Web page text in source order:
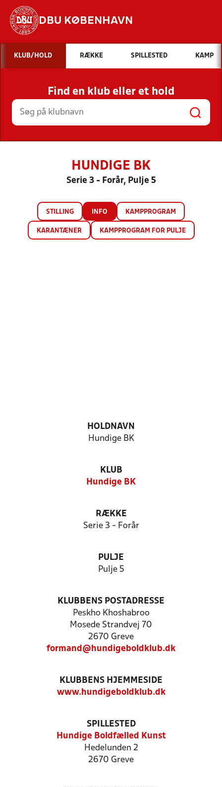
DBU KØBENHAVN
Hvad vil du søge efter?
INDHOLD OG NYHEDER
STILLINGER, RESULTATER, KLUBBER OG
HOLD
KLUB/HOLD RÆKKE SPILLESTED KAMP
Find en klub eller et hold
HUNDIGE BK
Serie 3 - Forår, Pulje 5
STILLING INFO KAMPPROGRAM
KARANTÆNER KAMPPROGRAM FOR PULJE
HOLDNAVN
Hundige BK
KLUB
Hundige BK
RÆKKE
Serie 3 - Forår
PULJE
Pulje 5
KLUBBENS POSTADRESSE
Peskho Khoshabroo
Mosede Strandvej 70
2670 Greve
formand@hundigeboldklub.dk
KLUBBENS HJEMMESIDE
www.hundigeboldklub.dk
SPILLESTED
Hundige Boldfælled Kunst
Hedelunden 2
2670 Greve